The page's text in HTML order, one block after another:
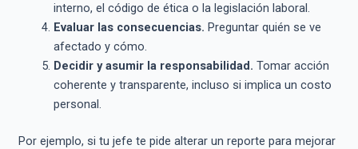
interno, el código de ética o la legislación laboral.
Evaluar las consecuencias. Preguntar quién se ve
afectado y cómo.
Decidir y asumir la responsabilidad. Tomar acción
coherente y transparente, incluso si implica un costo
personal.
Por ejemplo, si tu jefe te pide alterar un reporte para mejorar